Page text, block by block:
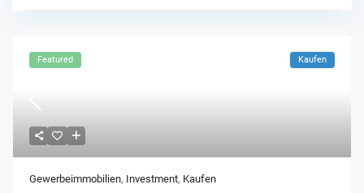
Featured Kaufen
Gewerbeimmobilien, Investment, Kaufen